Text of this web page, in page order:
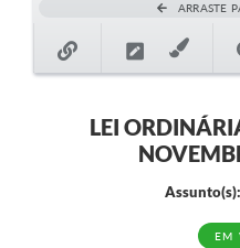
Secretarias
A Prefeitura
ARRASTE
LEI
Assunto(s):
EM